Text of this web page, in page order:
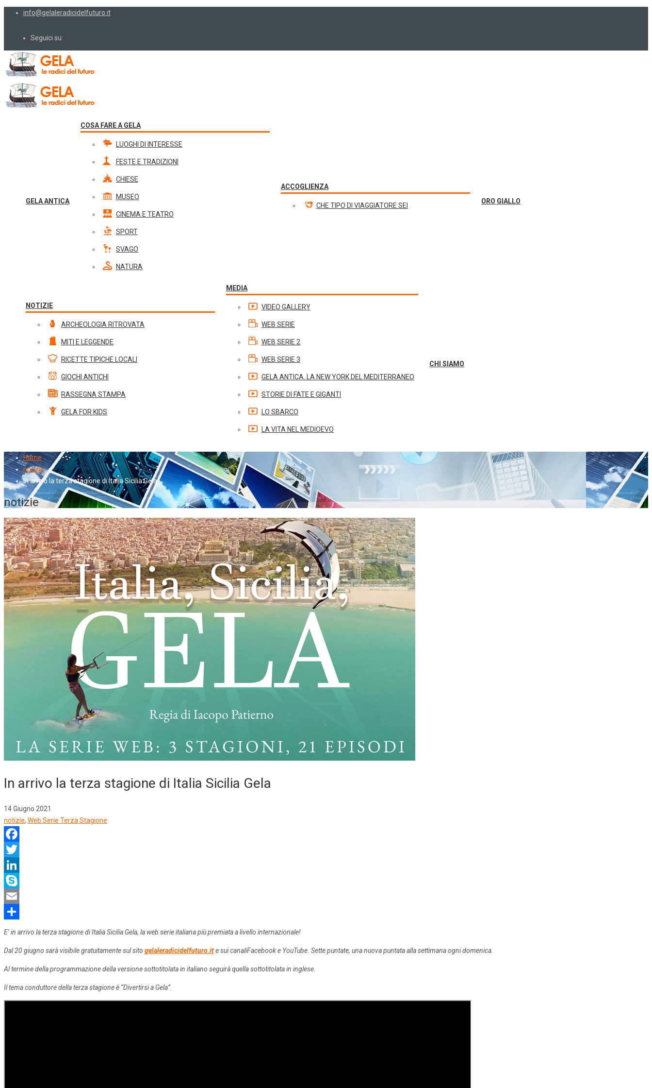
info@gelaleradicidelfuturo.it
Seguici su:
GELA ANTICA
COSA FARE A GELA
LUOGHI DI INTERESSE
FESTE E TRADIZIONI
CHIESE
MUSEO
CINEMA E TEATRO
SPORT
SVAGO
NATURA
ACCOGLIENZA
CHE TIPO DI VIAGGIATORE SEI
ORO GIALLO
NOTIZIE
ARCHEOLOGIA RITROVATA
MITI E LEGGENDE
RICETTE TIPICHE LOCALI
GIOCHI ANTICHI
RASSEGNA STAMPA
GELA FOR KIDS
MEDIA
VIDEO GALLERY
WEB SERIE
WEB SERIE 2
WEB SERIE 3
GELA ANTICA. LA NEW YORK DEL MEDITERRANEO
STORIE DI FATE E GIGANTI
LO SBARCO
LA VITA NEL MEDIOEVO
CHI SIAMO
Home
notizie
In arrivo la terza stagione di Italia Sicilia Gela
notizie
In arrivo la terza stagione di Italia Sicilia Gela
14 Giugno 2021
notizie, Web Serie Terza Stagione
Facebook
Twitter
LinkedIn
Skype
Email
E’ in arrivo la terza stagione di Italia Sicilia Gela, la web serie italiana più premiata a livello internazionale!
Dal 20 giugno sarà visibile gratuitamente sul sito gelaleradicidelfuturo.ite sui canaliFacebook e YouTube. Sette puntate, una nuova puntata alla settimana ogni domenica.
Al termine della programmazione della versione sottotitolata in italiano seguirà quella sottotitolata in inglese.
Il tema conduttore della terza stagione è “Divertirsi a Gela”.